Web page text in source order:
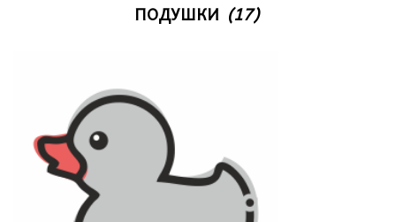
ПОДУШКИ (17)